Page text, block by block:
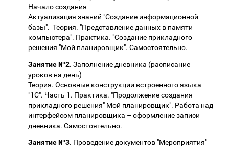
Начало создания
Актуализация знаний "Создание информационной
базы". Теория. "Представление данных в памяти
компьютера". Практика. "Создание прикладного
решения "Мой планировщик". Самостоятельно.
Занятие №2. Заполнение дневника (расписание
уроков на день)
Теория. Основные конструкции встроенного языка
"1С". Часть 1. Практика. "Продолжение создания
прикладного решения" Мой планировщик". Работа над
интерфейсом планировщика – оформление записи
дневника. Самостоятельно.
Занятие №3. Проведение документов "Мероприятия"